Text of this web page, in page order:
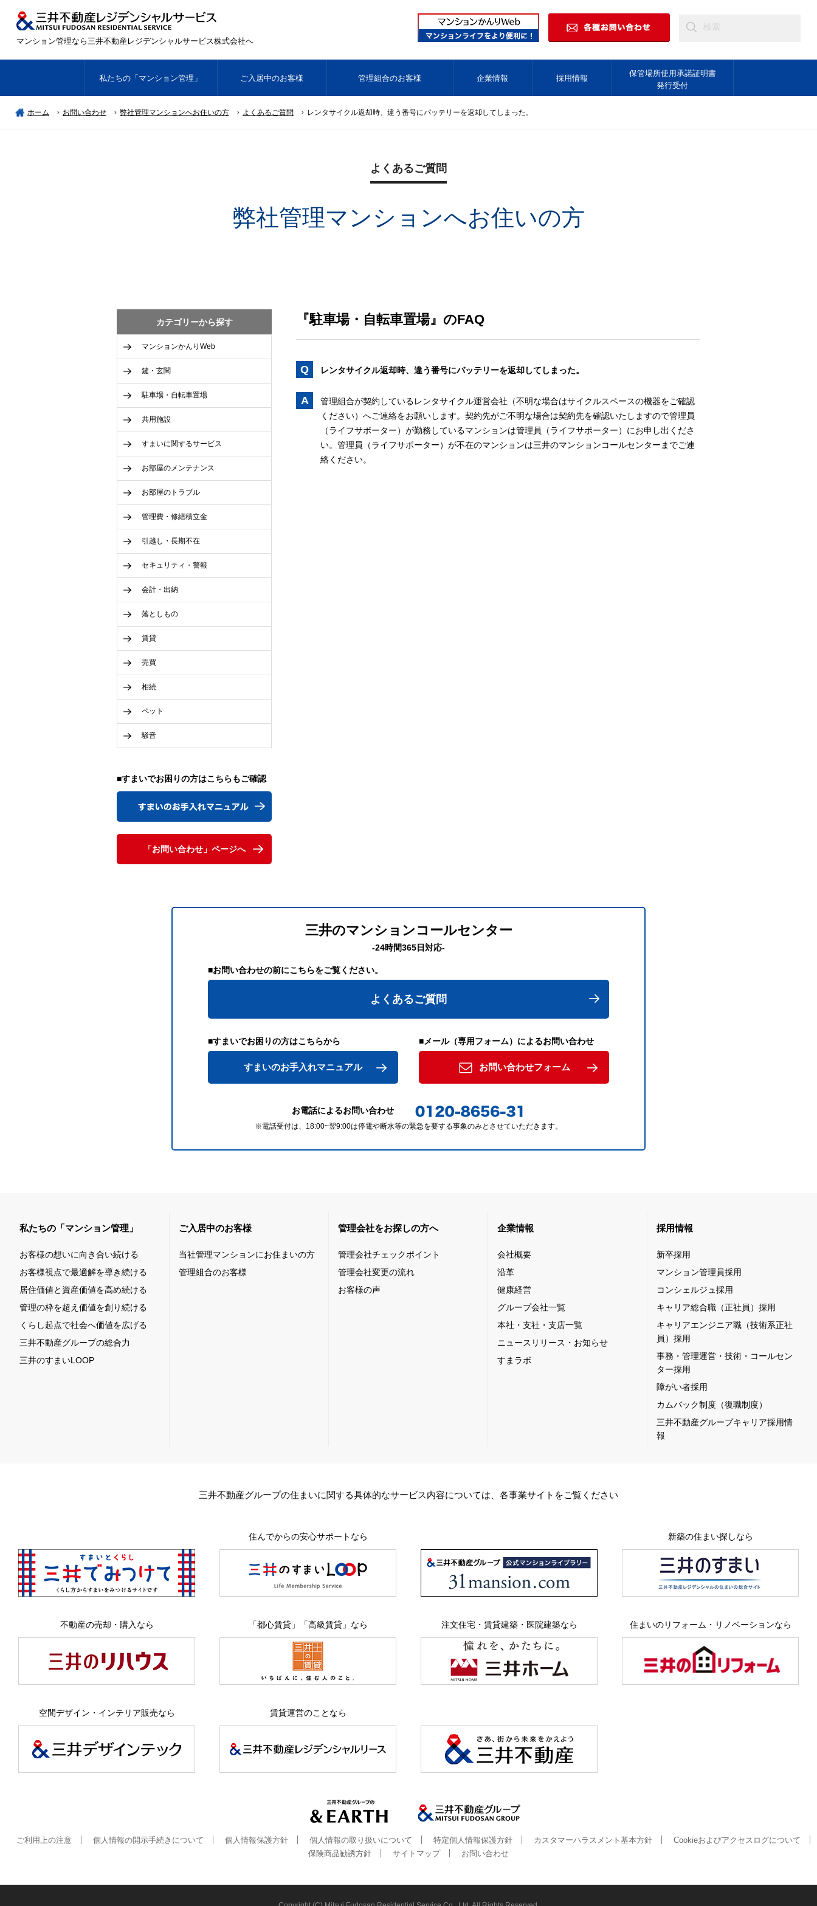
マンション管理なら三井不動産レジデンシャルサービス株式会社へ
私たちの「マンション管理」 ご入居中のお客様 管理組合のお客様 企業情報 採用情報
保管場所使用承諾証明書
発行受付
ホーム お問い合わせ 弊社管理マンションへお住いの方 よくあるご質問 レンタサイクル返却時、違う番号にバッテリーを返却してしまった。
よくあるご質問
弊社管理マンションへお住いの方
『駐車場・自転車置場』のFAQ
Q レンタサイクル返却時、違う番号にバッテリーを返却してしまった。
A
管理組合が契約しているレンタサイクル運営会社（不明な場合はサイクルスペースの機器をご確認
ください）へご連絡をお願いします。契約先がご不明な場合は契約先を確認いたしますので管理員
（ライフサポーター）が勤務しているマンションは管理員（ライフサポーター）にお申し出くださ
い。管理員（ライフサポーター）が不在のマンションは三井のマンションコールセンターまでご連
絡ください。
カテゴリーから探す
マンションかんりWeb
鍵・玄関
駐車場・自転車置場
共用施設
すまいに関するサービス
お部屋のメンテナンス
お部屋のトラブル
管理費・修繕積立金
引越し・長期不在
セキュリティ・警報
会計・出納
落としもの
賃貸
売買
相続
ペット
騒音
■すまいでお困りの方はこちらもご確認
「お問い合わせ」ページへ
三井のマンションコールセンター
-24時間365日対応-
■お問い合わせの前にこちらをご覧ください。
よくあるご質問
■すまいでお困りの方はこちらから
すまいのお手入れマニュアル
■メール（専用フォーム）によるお問い合わせ
お問い合わせフォーム
お電話によるお問い合わせ
※電話受付は、18:00~翌9:00は停電や断水等の緊急を要する事象のみとさせていただきます。
私たちの「マンション管理」
お客様の想いに向き合い続ける
お客様視点で最適解を導き続ける
居住価値と資産価値を高め続ける
管理の枠を超え価値を創り続ける
くらし起点で社会へ価値を広げる
三井不動産グループの総合力
三井のすまいLOOP
ご入居中のお客様
当社管理マンションにお住まいの方
管理組合のお客様
管理会社をお探しの方へ
管理会社チェックポイント
管理会社変更の流れ
お客様の声
企業情報
会社概要
沿革
健康経営
グループ会社一覧
本社・支社・支店一覧
ニュースリリース・お知らせ
すまラボ
採用情報
新卒採用
マンション管理員採用
コンシェルジュ採用
キャリア総合職（正社員）採用
キャリアエンジニア職（技術系正社
員）採用
事務・管理運営・技術・コールセン
ター採用
障がい者採用
カムバック制度（復職制度）
三井不動産グループキャリア採用情
報
三井不動産グループの住まいに関する具体的なサービス内容については、各事業サイトをご覧ください
住んでからの安心サポートなら 新築の住まい探しなら
不動産の売却・購入なら 「都心賃貸」「高級賃貸」なら 注文住宅・賃貸建築・医院建築なら 住まいのリフォーム・リノベーションなら
空間デザイン・インテリア販売なら 賃貸運営のことなら
ご利用上の注意 個人情報の開示手続きについて 個人情報保護方針 個人情報の取り扱いについて 特定個人情報保護方針 カスタマーハラスメント基本方針
Cookieおよびアクセスログについて
保険商品勧誘方針
サイトマップ お問い合わせ